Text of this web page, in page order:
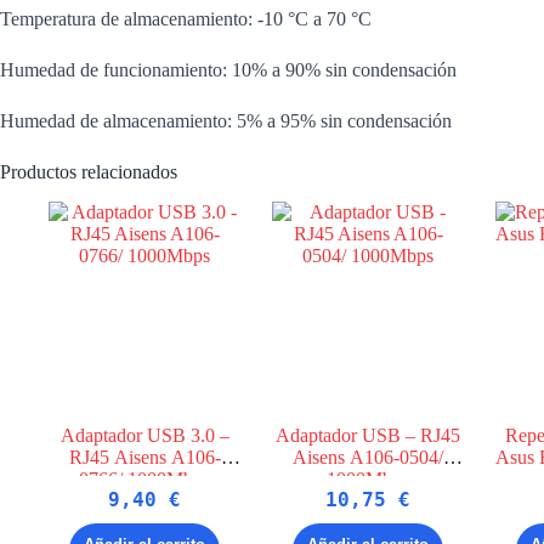
Temperatura de almacenamiento: -10 °C a 70 °C
Humedad de funcionamiento: 10% a 90% sin condensación
Humedad de almacenamiento: 5% a 95% sin condensación
Productos relacionados
Adaptador USB 3.0 –
RJ45 Aisens A106-
0766/ 1000Mbps
9,40€
Adaptador USB – RJ45
Aisens A106-0504/
1000Mbps
10,75€
Asus